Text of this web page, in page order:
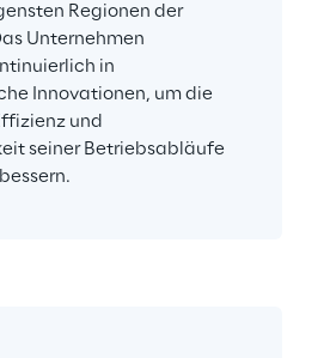
Regionen der
Unternehmen
in
Innovationen, um die
und
seiner Betriebsabläufe